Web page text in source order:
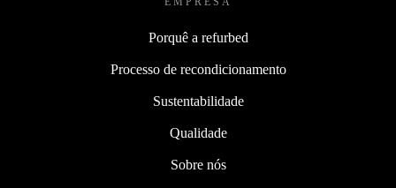
Porquê a refurbed
Processo de recondicionamento
Sustentabilidade
Qualidade
Sobre nós